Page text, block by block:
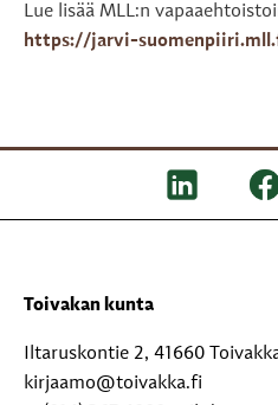
Lue lisää MLL:n
https://jarvi-
Toivakan kunta
Iltaruskontie 2, 41660
kirjaamo@toivakka.fi